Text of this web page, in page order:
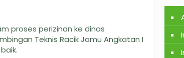
proses perizinan ke dinas
Teknis Racik Jamu Angkatan I